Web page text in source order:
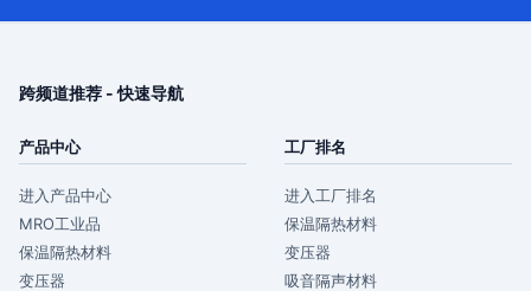
跨频道推荐 - 快速导航
产品中心
进入产品中心
MRO工业品
保温隔热材料
变压器
工厂排名
进入工厂排名
保温隔热材料
变压器
吸音隔声材料